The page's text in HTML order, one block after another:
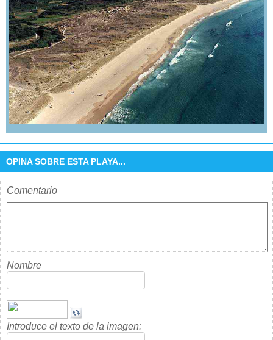
OPINA SOBRE ESTA PLAYA...
Comentario
Nombre
Introduce el texto de la imagen: